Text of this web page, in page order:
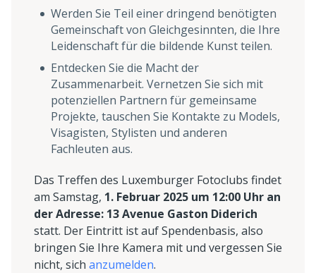
Werden Sie Teil einer dringend benötigten
Gemeinschaft von Gleichgesinnten, die Ihre
Leidenschaft für die bildende Kunst teilen.
Entdecken Sie die Macht der
Zusammenarbeit. Vernetzen Sie sich mit
potenziellen Partnern für gemeinsame
Projekte, tauschen Sie Kontakte zu Models,
Visagisten, Stylisten und anderen
Fachleuten aus.
Das Treffen des Luxemburger Fotoclubs findet
am Samstag, 1. Februar 2025 um 12:00 Uhr an
der Adresse: 13 Avenue Gaston Diderich
statt. Der Eintritt ist auf Spendenbasis, also
bringen Sie Ihre Kamera mit und vergessen Sie
nicht, sich anzumelden.